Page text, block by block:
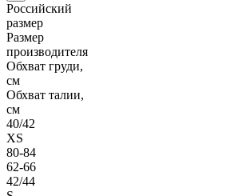
Российский
размер
Размер
производителя
Обхват груди,
см
Обхват талии,
см
40/42
XS
80-84
62-66
42/44